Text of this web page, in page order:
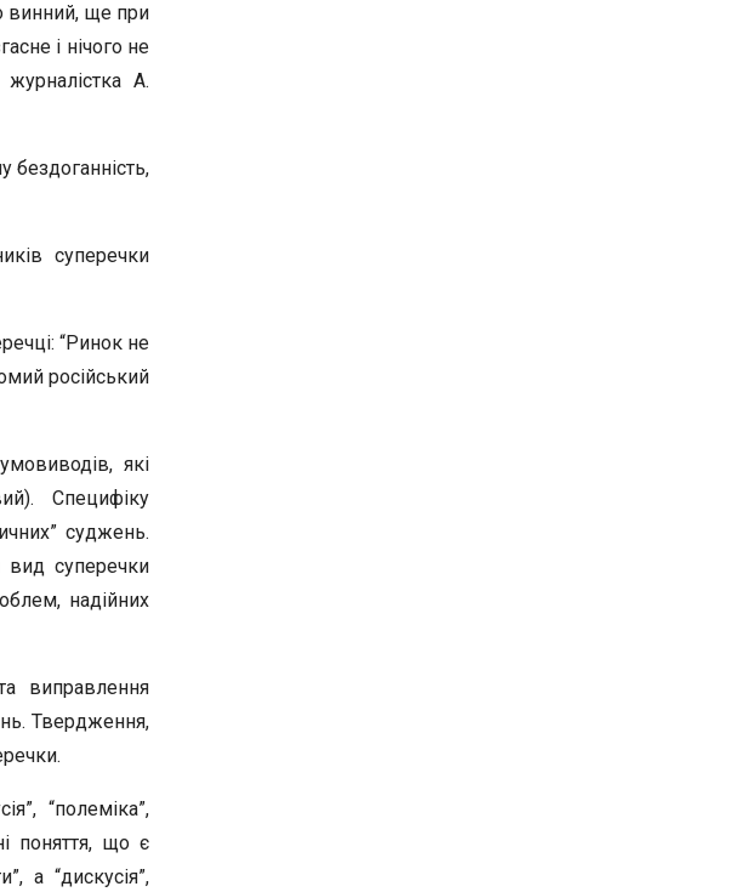
винний, ще при
і нічого не
А.
суперечки
“Ринок не
російський
які
Специфіку
суджень.
вид суперечки
надійних
виправлення
Твердження,
“полеміка”,
поняття, що є
а “дискусія”,